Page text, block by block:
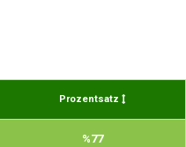
Prozentsatz
%77